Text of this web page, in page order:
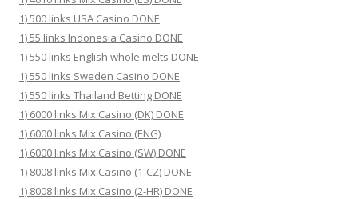
1) 500 links USA Casino DONE
1) 55 links Indonesia Casino DONE
1) 550 links English whole melts DONE
1) 550 links Sweden Casino DONE
1) 550 links Thailand Betting DONE
1) 6000 links Mix Casino (DK) DONE
1) 6000 links Mix Casino (ENG)
1) 6000 links Mix Casino (SW) DONE
1) 8008 links Mix Casino (1-CZ) DONE
1) 8008 links Mix Casino (2-HR) DONE